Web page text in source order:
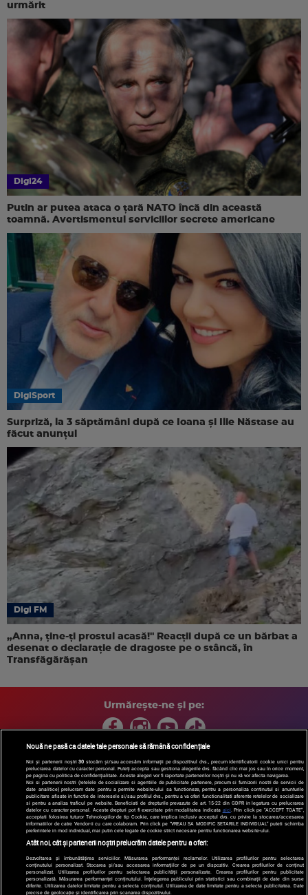
urmărit
Digi24
Putin ar putea ataca o țară NATO încă din această
toamnă. Avertismentul serviciilor secrete americane
DigiSport
Surpriză, la 3 săptămâni după ce Ioana și Ilie Năstase au
făcut anunțul
Digi FM
„Anna, ţine-ţi prostul acasă!" Reacţii după ce un bărbat a
desenat o declaraţie de dragoste pe o stâncă, în
Transfăgărăşan
Urmărește-ne și pe:
Copyright © 2026 / DIGI ROMANIA S.A.
Arhiva
Comunicate de presă Politica de confidentialitate
Termeni
si conditii
Gestionați preferințele| Contact/Info Codul etic
Nouă ne pasă ca datele tale personale să rămână confidențiale
Noi și partenerii noștri30 stocăm și/sau accesăm informații pe dispozitivul dvs., precum identificatorii cookie unici pentru
prelucrarea datelor cu caracter personal. Puteți accepta sau gestiona alegerile dvs. făcând clic mai jos sau în orice moment,
pe pagina cu politica de confidențialitate. Aceste alegeri vor fi raportate partenerilor noștri și nu vă vor afecta navigarea.
Noi si partenerii nostri (retelele de socializare si agentiile de publicitate partenere, precum si furnizorii nostri de servicii de
date analitice) prelucram date pentru a permite website-ului sa functioneze, pentru a personaliza continutul si anunturile
publicitare afisate in functie de interesele si/sau profilul dvs., pentru a va oferi functionalitati aferente retelelor de socializare
si pentru a analiza traficul pe website. Beneficiati de drepturile prevazute de art. 15-22 din GDPR in legatura cu prelucrarea
datelor cu caracter personal. Aceste drepturi pot fi exercitate prin modalitatea indicata aici. Prin click pe “ACCEPT TOATE”,
acceptati folosirea tuturor Tehnologiilor de tip Cookie, care implica inclusiv acceptul dvs. cu privire la stocarea/accesarea
informatiilor de catre Vendor-ii cu care colaboram. Prin click pe “VREAU SA MODIFIC SETARILE INDIVIDUAL” puteti schimba
preferintele in mod individual, mai putin cele legate de cookie strict necesare pentru functionarea website-ului.
Atât noi, cât și partenerii noștri prelucrăm datele pentru a oferi:
Dezvoltarea și îmbunătățirea serviciilor. Măsurarea performanței reclamelor. Utilizarea profilurilor pentru selectarea
conținutului personalizat. Stocarea și/sau accesarea informațiilor de pe un dispozitiv. Crearea profilurilor de conținut
personalizat. Utilizarea profilurilor pentru selectarea publicității personalizate. Crearea profilurilor pentru publicitate
personalizată. Măsurarea performanței conținutului. Înțelegerea publicului prin statistici sau combinații de date din surse
diferite. Utilizarea datelor limitate pentru a selecta conținutul. Utilizarea de date limitate pentru a selecta publicitatea. Date
precise de geolocație și identificarea prin scanarea dispozitivului.